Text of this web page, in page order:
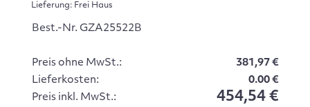
Lieferung: Frei Haus
Best.-Nr. GZA25522B
Preis ohne MwSt.:
381,97 €
Lieferkosten:
0.00 €
Preis inkl. MwSt.:
454,54 €